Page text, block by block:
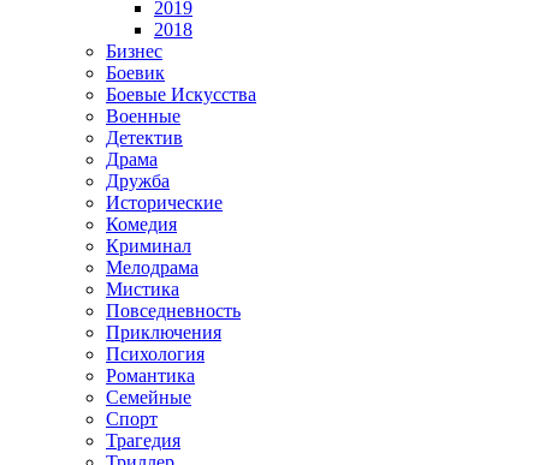
2019
2018
Бизнес
Боевик
Боевые Искусства
Военные
Детектив
Драма
Дружба
Исторические
Комедия
Криминал
Мелодрама
Мистика
Повседневность
Приключения
Психология
Романтика
Семейные
Спорт
Трагедия